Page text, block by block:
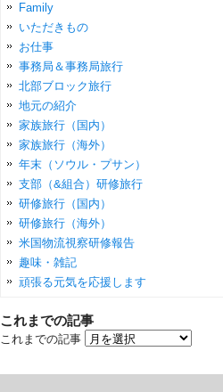
Family
いただきもの
お仕事
事務局＆事務局旅行
北部ブロック旅行
地元の紹介
家族旅行（国内）
家族旅行（海外）
年末（ソウル・プサン）
支部（&組合）研修旅行
研修旅行（国内）
研修旅行（海外）
米国物流視察研修報告
趣味・雑記
頑張る元気を応援します
これまでの記事
これまでの記事